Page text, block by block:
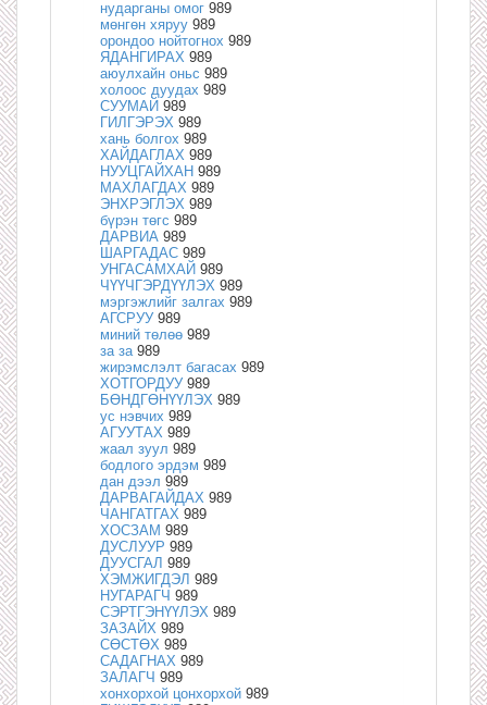
нударганы омог 989
мөнгөн хяруу 989
орондоо нойтогнох 989
ЯДАНГИРАХ 989
аюулхайн оньс 989
холоос дуудах 989
СУУМАЙ 989
ГИЛГЭРЭХ 989
хань болгох 989
ХАЙДАГЛАХ 989
НУУЦГАЙХАН 989
МАХЛАГДАХ 989
ЭНХРЭГЛЭХ 989
бүрэн төгс 989
ДАРВИА 989
ШАРГАДАС 989
УНГАСАМХАЙ 989
ЧҮҮЧГЭРДҮҮЛЭХ 989
мэргэжлийг залгах 989
АГСРУУ 989
миний төлөө 989
за за 989
жирэмслэлт багасах 989
ХОТГОРДУУ 989
БӨНДГӨНҮҮЛЭХ 989
ус нэвчих 989
АГУУТАХ 989
жаал зуул 989
бодлого эрдэм 989
дан дээл 989
ДАРВАГАЙДАХ 989
ЧАНГАТГАХ 989
ХОСЗАМ 989
ДУСЛУУР 989
ДУУСГАЛ 989
ХЭМЖИГДЭЛ 989
НУГАРАГЧ 989
СЭРТГЭНҮҮЛЭХ 989
ЗАЗАЙХ 989
СӨСТӨХ 989
САДАГНАХ 989
ЗАЛАГЧ 989
хонхорхой цонхорхой 989